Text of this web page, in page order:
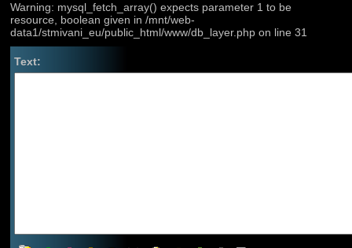
Warning: mysql_fetch_array() expects parameter 1 to be
resource, boolean given in /mnt/web-
data1/stmivani_eu/public_html/www/db_layer.php on line 31
Text: